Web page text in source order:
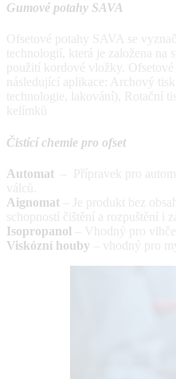
Gumové potahy SAVA
Ofsetové potahy SAVA se
technologií, která je založena na
použití kordové vložky.
následující aplikace: Archový
technologie, lakování), Rotační
kelímků
Čistící chemie pro ofset
Automat
– Přípravek pro
válců.
Aignomat – Je produkt bez
schopností čištění a rozpuštění i
Isopropanol
– Vhodný pro
Viskózní houby
– vhodný pro